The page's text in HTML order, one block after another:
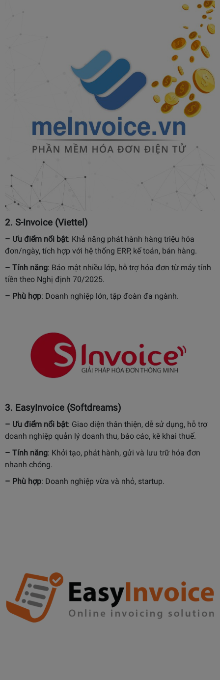
2. S-Invoice (Viettel)
– Ưu điểm nổi bật: Khả năng phát hành hàng triệu hóa
đơn/ngày, tích hợp với hệ thống ERP, kế toán, bán hàng.
– Tính năng: Bảo mật nhiều lớp, hỗ trợ hóa đơn từ máy tính
tiền theo Nghị định 70/2025.
– Phù hợp: Doanh nghiệp lớn, tập đoàn đa ngành.
3. EasyInvoice (Softdreams)
– Ưu điểm nổi bật: Giao diện thân thiện, dễ sử dụng, hỗ trợ
doanh nghiệp quản lý doanh thu, báo cáo, kê khai thuế.
– Tính năng: Khởi tạo, phát hành, gửi và lưu trữ hóa đơn
nhanh chóng.
– Phù hợp: Doanh nghiệp vừa và nhỏ, startup.